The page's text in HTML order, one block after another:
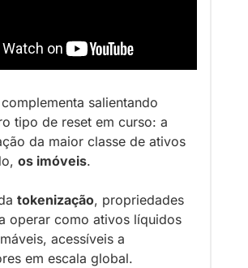
salientando
tipo de reset em curso: a
da maior classe de ativos
os imóveis.
tokenização, propriedades
operar como ativos líquidos
acessíveis a
em escala global.